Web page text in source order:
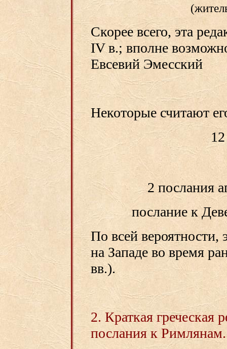
Скорее всего, эта
IV в.; вполне
Евсевий Эмесский
Некоторые считают
2 послания
послание к
По всей
на Западе во время
вв.).
2. Краткая
послания к Римлянам.